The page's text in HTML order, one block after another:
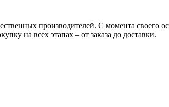
производителей. С момента
на всех этапах – от заказа до доставки.